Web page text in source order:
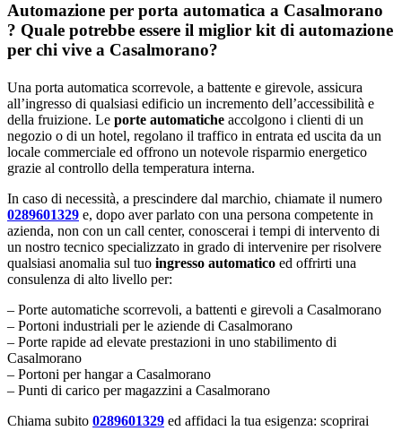
Automazione per porta automatica a Casalmorano
? Quale potrebbe essere il miglior kit di automazione
per chi vive a Casalmorano?
Una porta automatica scorrevole, a battente e girevole, assicura
all’ingresso di qualsiasi edificio un incremento dell’accessibilità e
della fruizione. Le porte automatiche accolgono i clienti di un
negozio o di un hotel, regolano il traffico in entrata ed uscita da un
locale commerciale ed offrono un notevole risparmio energetico
grazie al controllo della temperatura interna.
In caso di necessità, a prescindere dal marchio, chiamate il numero
0289601329 e, dopo aver parlato con una persona competente in
azienda, non con un call center, conoscerai i tempi di intervento di
un nostro tecnico specializzato in grado di intervenire per risolvere
qualsiasi anomalia sul tuo ingresso automatico ed offrirti una
consulenza di alto livello per:
– Porte automatiche scorrevoli, a battenti e girevoli a Casalmorano
– Portoni industriali per le aziende di Casalmorano
– Porte rapide ad elevate prestazioni in uno stabilimento di
Casalmorano
– Portoni per hangar a Casalmorano
– Punti di carico per magazzini a Casalmorano
Chiama subito 0289601329 ed affidaci la tua esigenza: scoprirai